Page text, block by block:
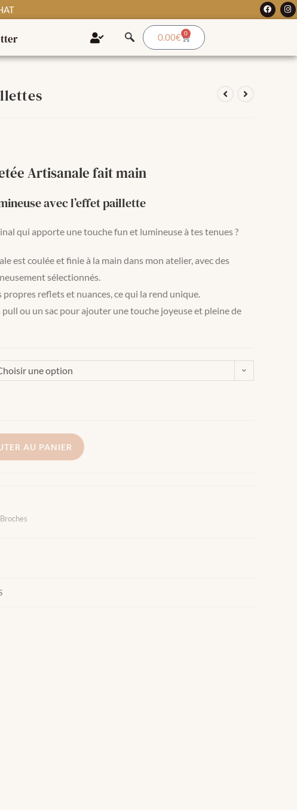
0.00€ 0
Artisanale fait main
avec l’effet paillette
qui apporte une touche fun et lumineuse à tes tenues ?
est coulée et finie à la main dans mon atelier, avec des
sélectionnés.
propres reflets et nuances, ce qui la rend unique.
ou un sac pour ajouter une touche joyeuse et pleine de
une option
AU PANIER
Broches